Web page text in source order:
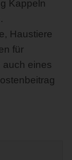
Kappeln
Haustiere
für
auch eines